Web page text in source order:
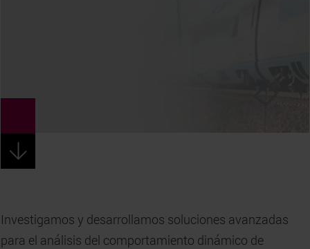
Investigamos y desarrollamos soluciones avanzadas
para el análisis del comportamiento dinámico de